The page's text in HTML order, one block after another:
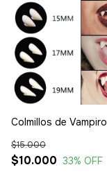
Colmillos de Vampiro
$10.000
$15.000
33% OFF